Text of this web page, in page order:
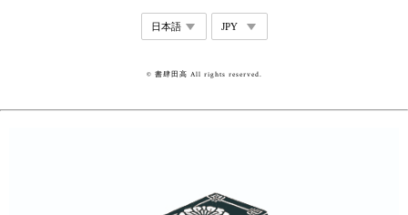
© 書肆田高 All rights reserved.